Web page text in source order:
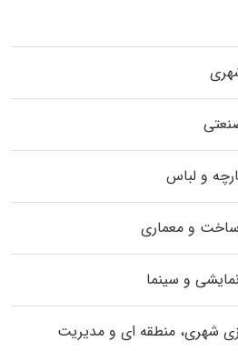
و لباس
و معماری
و سینما
شهری، منطقه‌ ای و مدیریت